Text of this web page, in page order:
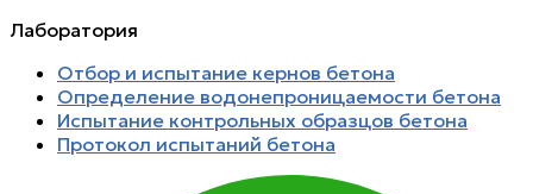
Лаборатория
Отбор и испытание кернов бетона
Определение водонепроницаемости бетона
Испытание контрольных образцов бетона
Протокол испытаний бетона